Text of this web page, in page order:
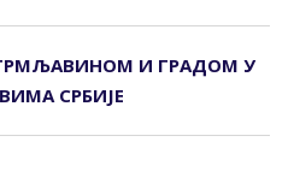
И ГРАДОМ У
СРБИЈЕ